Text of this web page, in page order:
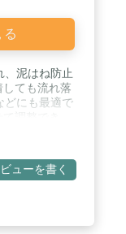
、泥はね防止
ても流れ落
どにも最適で
ファスナー
ファスナー
や砂、雪など
40cm×幅
約)：
ューを書く